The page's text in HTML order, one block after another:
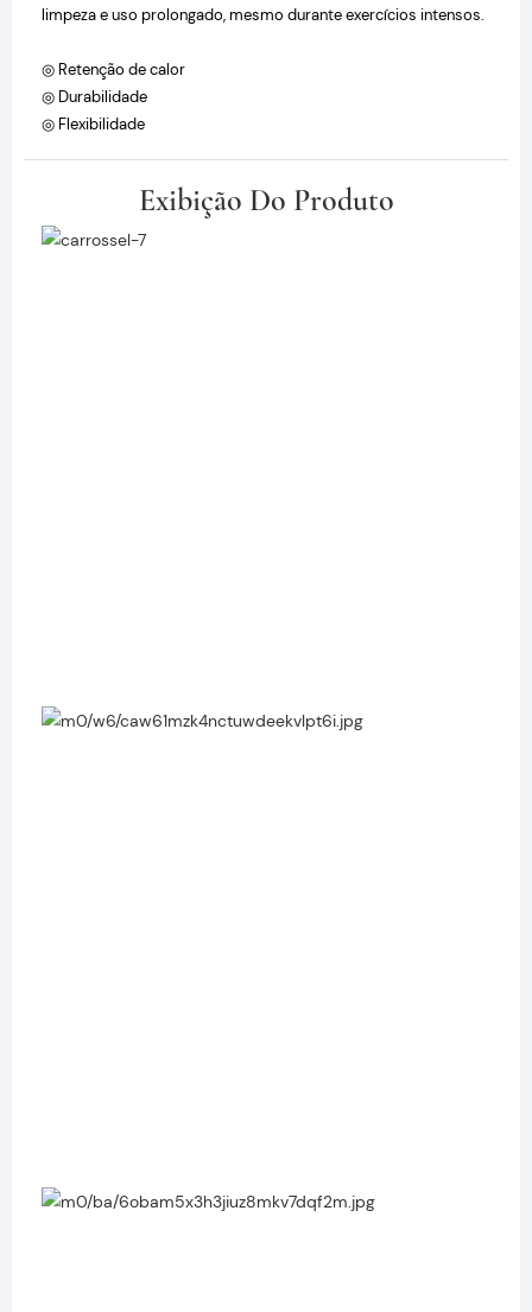
limpeza e uso prolongado, mesmo durante exercícios intensos.
◎ Retenção de calor
◎ Durabilidade
◎ Flexibilidade
Exibição Do Produto